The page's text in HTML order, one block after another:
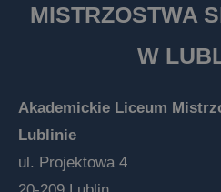
MISTRZOSTWA
W
Akademickie Liceum
Lublinie
ul. Projektowa 4